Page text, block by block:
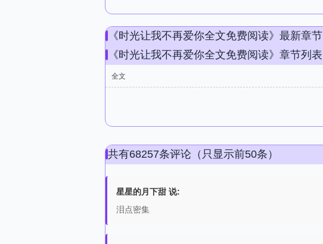
《时光让我不再爱你全文免费阅读》最新章节
《时光让我不再爱你全文免费阅读》章节列表
全文
共有68257条评论（只显示前50条）
星星的月下甜 说:
泪点密集